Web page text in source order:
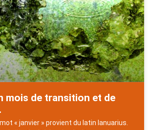
mois de transition et de
« janvier » provient du latin Ianuarius.